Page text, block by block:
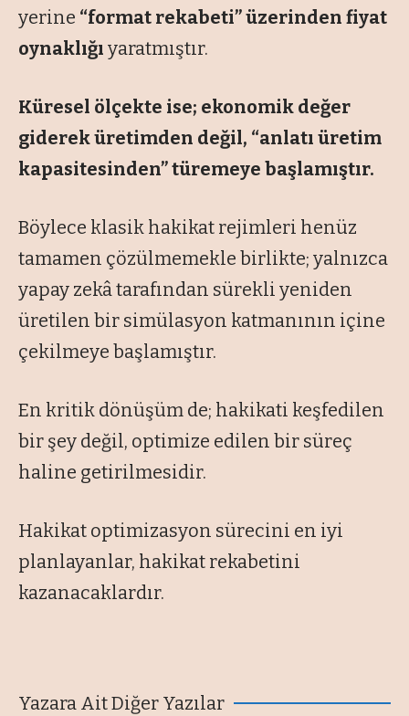
yerine “format rekabeti” üzerinden fiyat
oynaklığı yaratmıştır.
Küresel ölçekte ise; ekonomik değer
giderek üretimden değil, “anlatı üretim
kapasitesinden” türemeye başlamıştır.
Böylece klasik hakikat rejimleri henüz
tamamen çözülmemekle birlikte; yalnızca
yapay zekâ tarafından sürekli yeniden
üretilen bir simülasyon katmanının içine
çekilmeye başlamıştır.
En kritik dönüşüm de; hakikati keşfedilen
bir şey değil, optimize edilen bir süreç
haline getirilmesidir.
Hakikat optimizasyon sürecini en iyi
planlayanlar, hakikat rekabetini
kazanacaklardır.
Yazara Ait Diğer Yazılar